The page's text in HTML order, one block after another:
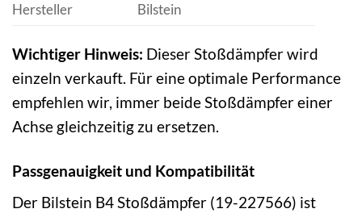
Hersteller
Bilstein
Wichtiger Hinweis: Dieser Stoßdämpfer wird
einzeln verkauft. Für eine optimale Performance
empfehlen wir, immer beide Stoßdämpfer einer
Achse gleichzeitig zu ersetzen.
Passgenauigkeit und Kompatibilität
Der Bilstein B4 Stoßdämpfer (19-227566) ist